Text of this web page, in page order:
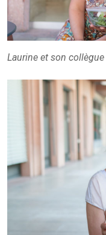
Laurine et son collègue